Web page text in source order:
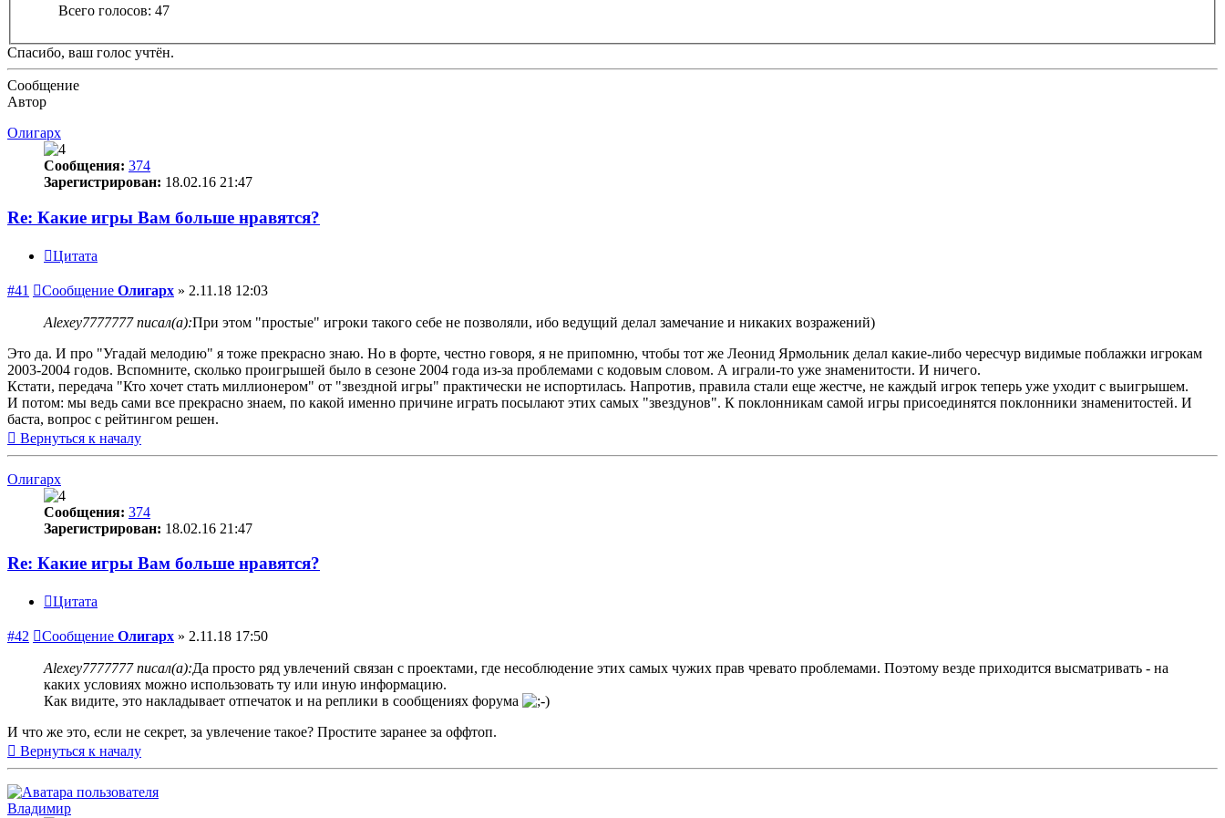
Всего голосов: 47
Спасибо, ваш голос учтён.
Сообщение
Автор
Олигарх
Сообщения: 374
Зарегистрирован: 18.02.16 21:47
Re: Какие игры Вам больше нравятся?
Цитата
#41 Сообщение Олигарх » 2.11.18 12:03
Alexey7777777 писал(а):При этом "простые" игроки такого себе не позволяли, ибо ведущий делал замечание и никаких возражений)
Это да. И про "Угадай мелодию" я тоже прекрасно знаю. Но в форте, честно говоря, я не припомню, чтобы тот же Леонид Ярмольник делал какие-либо чересчур видимые поблажки игрокам
2003-2004 годов. Вспомните, сколько проигрышей было в сезоне 2004 года из-за проблемами с кодовым словом. А играли-то уже знаменитости. И ничего.
Кстати, передача "Кто хочет стать миллионером" от "звездной игры" практически не испортилась. Напротив, правила стали еще жестче, не каждый игрок теперь уже уходит с выигрышем.
И потом: мы ведь сами все прекрасно знаем, по какой именно причине играть посылают этих самых "звездунов". К поклонникам самой игры присоединятся поклонники знаменитостей. И
баста, вопрос с рейтингом решен.
Вернуться к началу
Олигарх
Сообщения: 374
Зарегистрирован: 18.02.16 21:47
Re: Какие игры Вам больше нравятся?
Цитата
#42 Сообщение Олигарх » 2.11.18 17:50
Alexey7777777 писал(а):Да просто ряд увлечений связан с проектами, где несоблюдение этих самых чужих прав чревато проблемами. Поэтому везде приходится высматривать - на
каких условиях можно использовать ту или иную информацию.
Как видите, это накладывает отпечаток и на реплики в сообщениях форума
И что же это, если не секрет, за увлечение такое? Простите заранее за оффтоп.
Вернуться к началу
Владимир